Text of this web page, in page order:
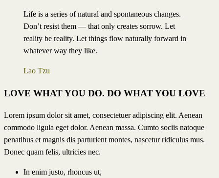
Life is a series of natural and spontaneous changes.
Don’t resist them — that only creates sorrow. Let
reality be reality. Let things flow naturally forward in
whatever way they like.
Lao Tzu
LOVE WHAT YOU DO. DO WHAT YOU LOVE
Lorem ipsum dolor sit amet, consectetuer adipiscing elit. Aenean
commodo ligula eget dolor. Aenean massa. Cumto sociis natoque
penatibus et magnis dis parturient montes, nascetur ridiculus mus.
Donec quam felis, ultricies nec.
In enim justo, rhoncus ut,